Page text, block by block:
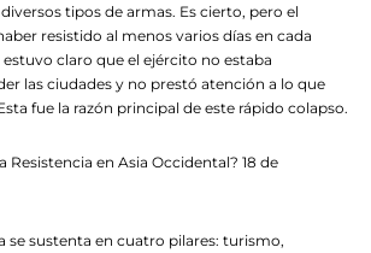
tipos de armas. Es cierto, pero el
resistido al menos varios días en cada
claro que el ejército no estaba
las ciudades y no prestó atención a lo que
fue la razón principal de este rápido colapso.
Resistencia en Asia Occidental? 18 de
se sustenta en cuatro pilares: turismo,